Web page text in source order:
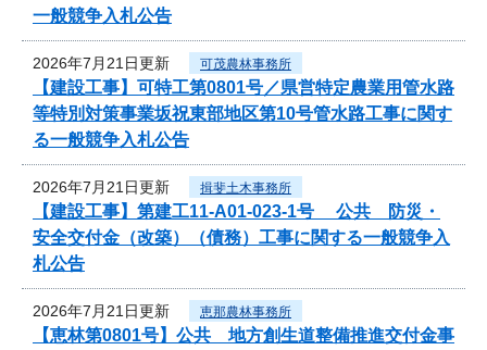
一般競争入札公告
2026年7月21日更新 可茂農林事務所
【建設工事】可特工第0801号／県営特定農業用管水路
等特別対策事業坂祝東部地区第10号管水路工事に関す
る一般競争入札公告
2026年7月21日更新 揖斐土木事務所
【建設工事】第建工11-A01-023-1号 公共 防災・
安全交付金（改築）（債務）工事に関する一般競争入
札公告
2026年7月21日更新 恵那農林事務所
【恵林第0801号】公共 地方創生道整備推進交付金事